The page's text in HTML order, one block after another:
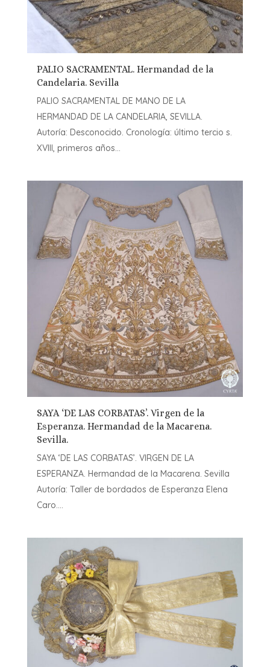
PALIO SACRAMENTAL. Hermandad de la
Candelaria. Sevilla
PALIO SACRAMENTAL DE MANO DE LA
HERMANDAD DE LA CANDELARIA, SEVILLA.
Autoría: Desconocido. Cronología: último tercio s.
XVIII, primeros años...
SAYA ‘DE LAS CORBATAS’. Virgen de la
Esperanza. Hermandad de la Macarena.
Sevilla.
SAYA ‘DE LAS CORBATAS’. VIRGEN DE LA
ESPERANZA. Hermandad de la Macarena. Sevilla
Autoría: Taller de bordados de Esperanza Elena
Caro....